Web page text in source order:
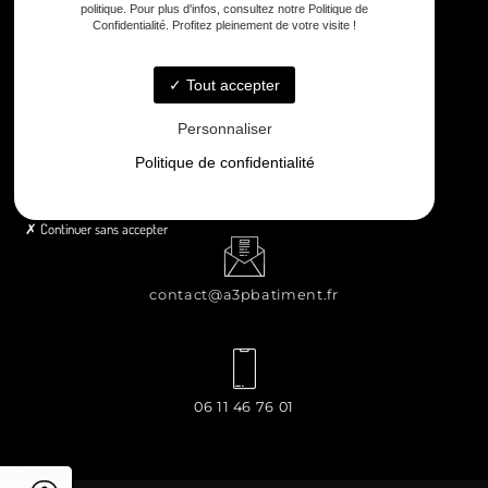
8 rue Principale Le Chiron, 17510 Néré
contact@a3pbatiment.fr
06 11 46 76 01
politique. Pour plus d'infos, consultez notre Politique de
Confidentialité. Profitez pleinement de votre visite !
Tout accepter
Personnaliser
Politique de confidentialité
Continuer sans accepter